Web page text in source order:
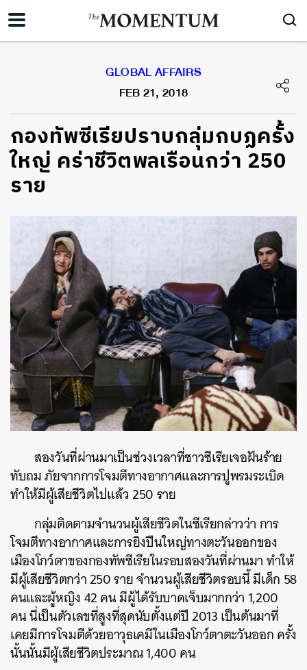
GLOBAL AFFAIRS
FEB 21, 2018
กองทัพซีเรียปราบกลุ่มกบฏครั้ง
ใหญ่ คร่าชีวิตพลเรือนกว่า 250
ราย
สองวันที่ผ่านมาเป็นช่วงเวลาที่ชาวซีเรียเจอฝันร้าย
ทับถม ภัยจากการโจมตีทางอากาศและการปูพรมระเบิด
ทำให้มีผู้เสียชีวิตไปแล้ว 250 ราย
กลุ่มติดตามจำนวนผู้เสียชีวิตในซีเรียกล่าวว่า การ
โจมตีทางอากาศและการยิงปืนใหญ่ทางตะวันออกของ
เมืองโกว์ตาของกองทัพซีเรียในรอบสองวันที่ผ่านมา ทำให้
มีผู้เสียชีวิตกว่า 250 ราย จำนวนผู้เสียชีวิตรอบนี้ มีเด็ก 58
คนและผู้หญิง 42 คน มีผู้ได้รับบาดเจ็บมากกว่า 1,200
คน นี่เป็นตัวเลขที่สูงที่สุดนับตั้งแต่ปี 2013 เป็นต้นมาที่
เคยมีการโจมตีด้วยอาวุธเคมีในเมืองโกว์ตาตะวันออก ครั้ง
นั้นนั้นมีผู้เสียชีวิตประมาณ 1,400 คน